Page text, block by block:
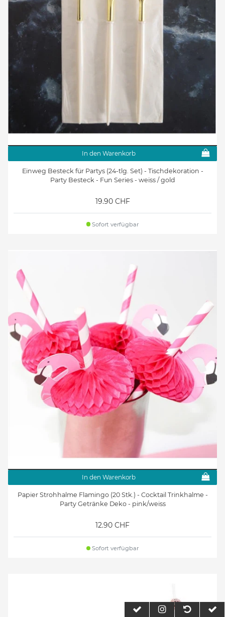
In den Warenkorb
Einweg Besteck für Partys (24-tlg. Set) - Tischdekoration -
Party Besteck - Fun Series - weiss / gold
19.90 CHF
Sofort verfügbar
In den Warenkorb
Papier Strohhalme Flamingo (20 Stk.) - Cocktail Trinkhalme -
Party Getränke Deko - pink/weiss
12.90 CHF
Sofort verfügbar